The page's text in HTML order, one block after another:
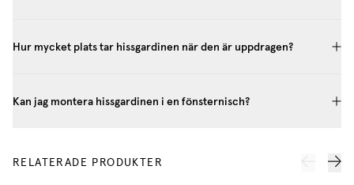
Hur mycket plats tar hissgardinen när den är uppdragen?
Kan jag montera hissgardinen i en fönsternisch?
RELATERADE PRODUKTER